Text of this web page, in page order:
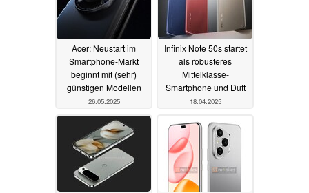
Acer: Neustart im
Smartphone-Markt
beginnt mit (sehr)
günstigen Modellen
26.05.2025
Infinix Note 50s startet
als robusteres
Mittelklasse-
Smartphone und Duft
18.04.2025